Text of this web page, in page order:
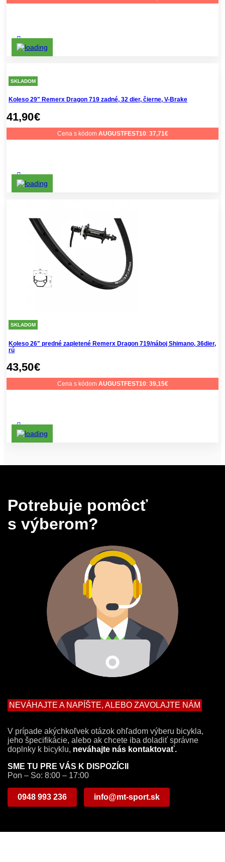
SKLADOM
Koleso 29" Remerx Dragon 719 zadné, 32 dier, čierne, V-Brake
41,90€
Cena s kódom AUGUSTFEST10: 37,71€
SKLADOM
Koleso 26" predné zapletené Remerx Dragon 719/náboj Shimano, 36dier,
rú
43,50€
Cena s kódom AUGUSTFEST10: 39,15€
Potrebuje pomôcť
s výberom?
NEVÁHAJTE A NAPÍŠTE, ALEBO ZAVOLAJTE NÁM
V prípade akýchkoľvek otázok ohľadom výberu bicykla,
jeho špecifikácie, alebo ak chcete iba doladiť správne
doplnky k bicyklu, neváhajte nás kontaktovať.
SME TU PRE VÁS K DISPOZÍCII
Pon – So: 8:00 – 17:00
0948 993 236 info@mt-sport.sk